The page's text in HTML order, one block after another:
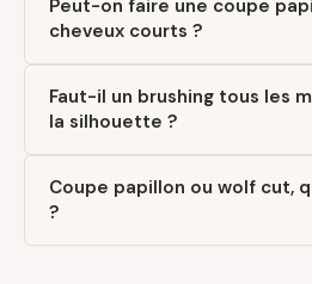
Peut-on faire une coupe
cheveux courts ?
Faut-il un brushing tous les
la silhouette ?
Coupe papillon ou wolf cut,
?